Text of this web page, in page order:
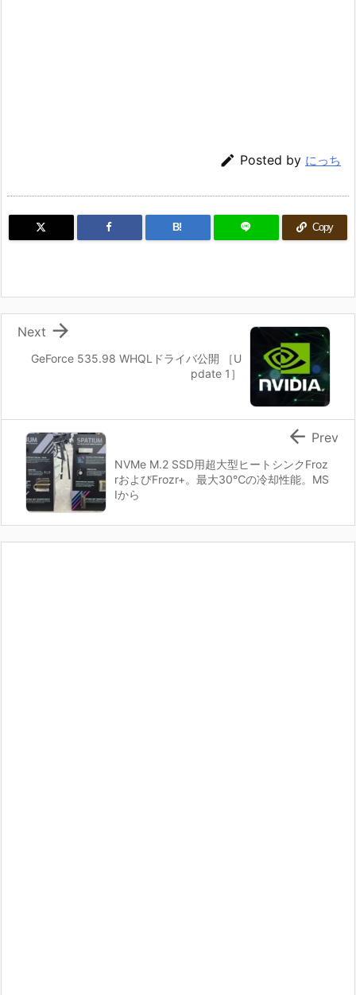
 Posted by にっち
B! Copy
GeForce 535.98 WHQLドライバ公開 ［U
pdate 1］

Next
NVMe M.2 SSD用超大型ヒートシンクFroz
rおよびFrozr+。最大30℃の冷却性能。MS
Iから
 Prev